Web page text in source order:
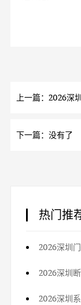
下一篇：没有了
热门推